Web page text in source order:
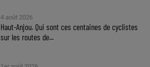
4 août 2026
Haut-Anjou. Qui sont ces centaines de cyclistes
sur les routes de...